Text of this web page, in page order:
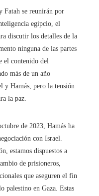
Fatah se reunirán por
egipcio, el
discutir los detalles de la
ninguna de las partes
el contenido del
más de un año
y Hamás, pero la tensión
la paz.
de 2023, Hamás ha
con Israel.
estamos dispuestos a
de prisioneros,
que aseguren el fin
palestino en Gaza. Estas